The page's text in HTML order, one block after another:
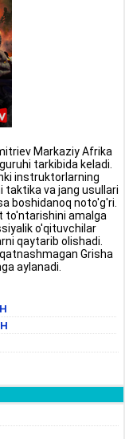
Markaziy Afrika
tarkibida keladi.
instruktorlarning
va jang usullari
boshidanoq noto'g'ri.
to'ntarishini amalga
o'qituvchilar
qaytarib olishadi.
Grisha
aylanadi.